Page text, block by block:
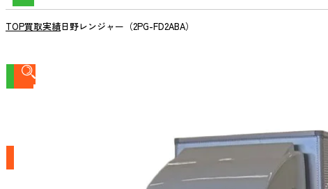
TOP買取実績日野レンジャー（2PG-FD2ABA）